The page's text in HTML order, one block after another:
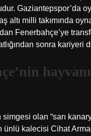
Gaziantepspor’da
altı milli takımında
Fenerbahçe’ye
sonra kariyeri
olan “sarı
ünlü kalecisi Cihat